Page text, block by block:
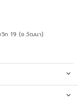
ท 19 (ซ.วัฒนา)